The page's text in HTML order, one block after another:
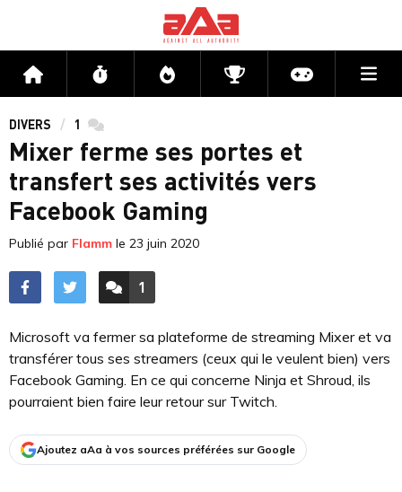
Accueil Flux Directs CompétitionsActu jeux
DIVERS 1 commentaires
Mixer ferme ses portes et
transfert ses activités vers
Facebook Gaming
Publié par Flamm le 23 juin 2020
ACCÉDER AUX
1
COMMENTAIRES
Microsoft va fermer sa plateforme de streaming Mixer et va
transférer tous ses streamers (ceux qui le veulent bien) vers
Facebook Gaming. En ce qui concerne Ninja et Shroud, ils
pourraient bien faire leur retour sur Twitch.
Ajoutez aAa à vos sources préférées sur Google